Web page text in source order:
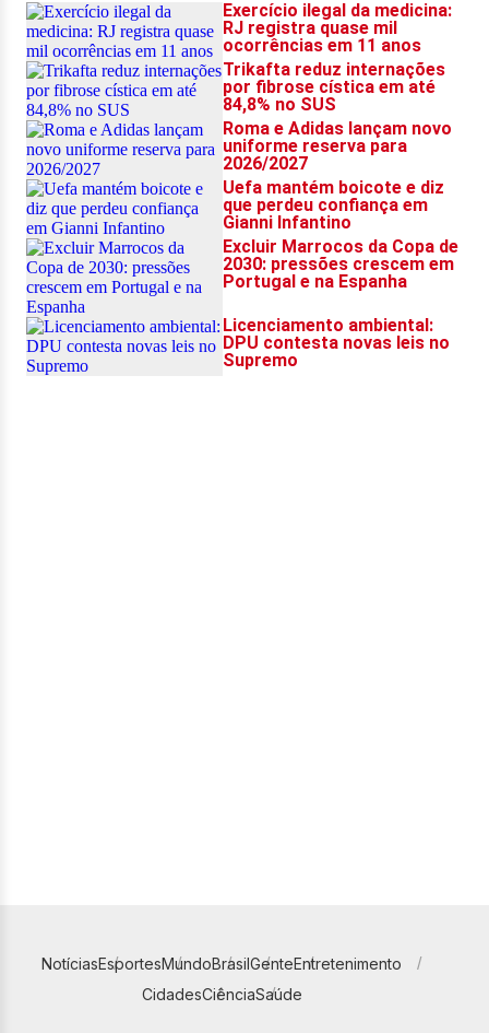
NotíciasEsportesMundoBrasilGenteEntretenimento
CidadesCiênciaSaúde